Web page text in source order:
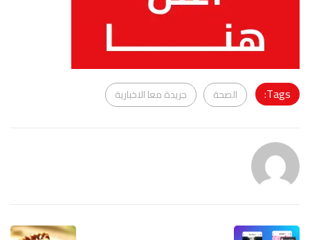
Tags: الصحة جريدة معا الاخبارية